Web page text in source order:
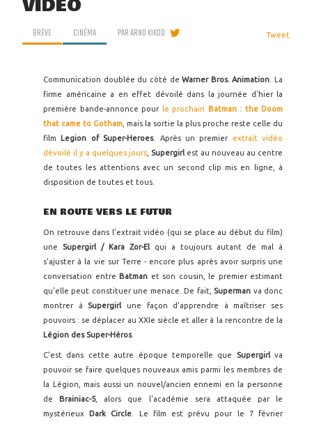
VIDÉO
BRÈVE CINÉMA PARARNO KIKOO Tweet
Communication doublée du côté deWarner Bros. Animation . La
firme américaine a en effet dévoilé dans la journée d'hier la
première bande-annonce pour le prochain Batman : the Doom
that came to Gotham , mais la sortie la plus proche reste celle du
film Legion of Super-Heroes. Après un premier extrait vidéo
dévoilé il y a quelques jours Supergirl est au nouveau au centre
de toutes les attentions avec un second clip mis en ligne, à
disposition de toutes et tous.
EN ROUTE VERS LE FUTUR
On retrouve dans l'extrait vidéo (qui se place au début du film)
une Supergirl / Kara Zor-El qui a toujours autant de mal à
s'ajuster à la vie sur Terre - encore plus après avoir surpris une
conversation entre Batman et son cousin, le premier estimant
qu'elle peut constituer une menace. De fait, Superman va donc
montrer à Supergirl une façon d'apprendre à maîtriser ses
pouvoirs : se déplacer au XXIe siècle et aller à la rencontre de la
Légion des Super-Héros.
C'est dans cette autre époque temporelle que Supergirl va
pouvoir se faire quelques nouveaux amis parmi les membres de
la Légion, mais aussi un nouvel/ancien ennemi en la personne
de
Brainiac-5, alors que l'académie sera attaquée par le
mystérieux
Dark Circle . Le film est prévu pour le 7 février